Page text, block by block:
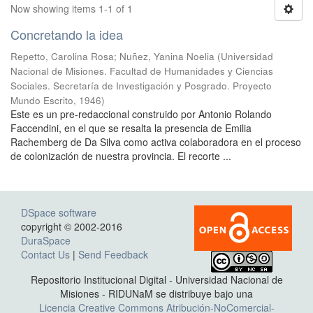
Now showing items 1-1 of 1
Concretando la idea
Repetto, Carolina Rosa; Nuñez, Yanina Noelia (Universidad
Nacional de Misiones. Facultad de Humanidades y Ciencias
Sociales. Secretaría de Investigación y Posgrado. Proyecto
Mundo Escrito, 1946)
Este es un pre-redaccional construido por Antonio Rolando
Faccendini, en el que se resalta la presencia de Emilia
Rachemberg de Da Silva como activa colaboradora en el proceso
de colonización de nuestra provincia. El recorte ...
DSpace software
copyright © 2002-2016
DuraSpace
Contact Us | Send Feedback
Repositorio Institucional Digital - Universidad Nacional de
Misiones - RIDUNaM se distribuye bajo una
Licencia Creative Commons Atribución-NoComercial-